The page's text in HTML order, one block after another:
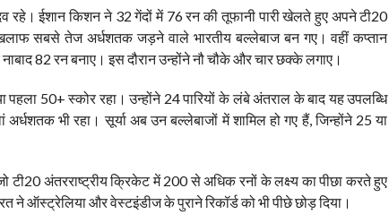
रहे। ईशान किशन ने 32 गेंदों में 76 रन की तूफानी पारी खेलते हुए अपने टी20
सबसे तेज अर्धशतक जड़ने वाले भारतीय बल्लेबाज बन गए। वहीं कप्तान
82 रन बनाए। इस दौरान उन्होंने नौ चौके और चार छक्के लगाए।
50+ स्कोर रहा। उन्होंने 24 पारियों के लंबे अंतराल के बाद यह उपलब्धि
भी रहा। सूर्या अब उन बल्लेबाजों में शामिल हो गए हैं, जिन्होंने 25 या
टी20 अंतरराष्ट्रीय क्रिकेट में 200 से अधिक रनों के लक्ष्य का पीछा करते हुए
ऑस्ट्रेलिया और वेस्टइंडीज के पुराने रिकॉर्ड को भी पीछे छोड़ दिया।